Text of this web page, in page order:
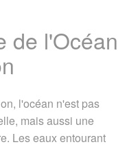
pour La
de l'Océan
l'océan n'est pas
mais aussi une
Les eaux entourant